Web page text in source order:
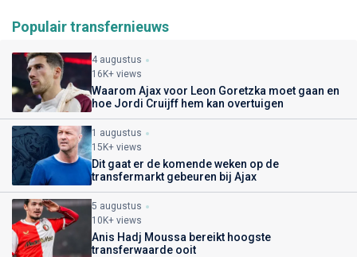
Populair transfernieuws
4 augustus
16K+ views
Waarom Ajax voor Leon Goretzka moet gaan en
hoe Jordi Cruijff hem kan overtuigen
1 augustus
15K+ views
Dit gaat er de komende weken op de
transfermarkt gebeuren bij Ajax
5 augustus
10K+ views
Anis Hadj Moussa bereikt hoogste
transferwaarde ooit